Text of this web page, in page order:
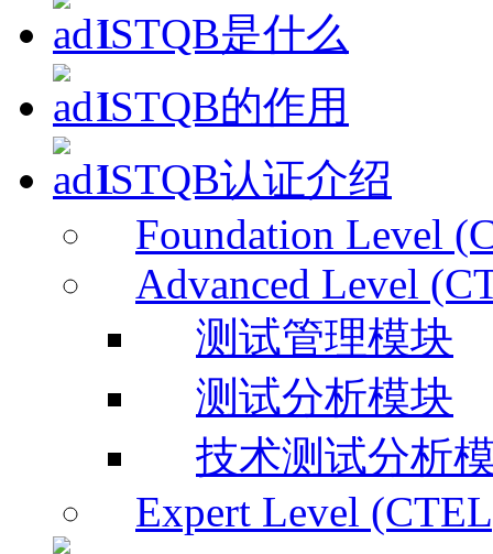
ISTQB是什么
ISTQB的作用
ISTQB认证介绍
Foundation Level
Advanced Level
测试管理模块
测试分析模块
技术测试分析
Expert Level